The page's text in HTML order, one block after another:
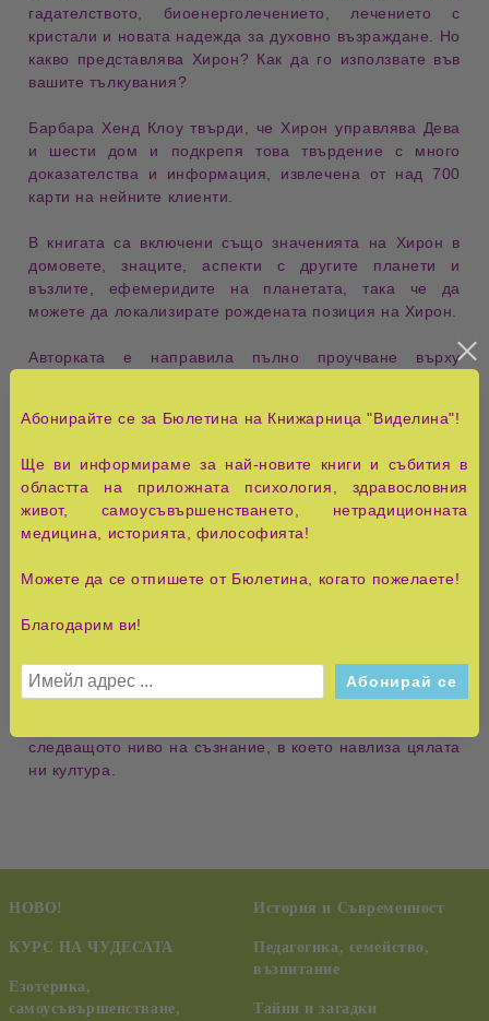
гадателството, биоенерголечението, лечението с
кристали и новата надежда за духовно възраждане. Но
какво представлява Хирон? Как да го използвате във
вашите тълкувания?
Барбара Хенд Клоу твърди, че Хирон управлява Дева
и шести дом и подкрепя това твърдение с много
доказателства и информация, извлечена от над 700
карти на нейните клиенти.
В книгата са включени също значенията на Хирон в
домовете, знаците, аспекти с другите планети и
възлите, ефемеридите на планетата, така че да
можете да локализирате рождената позиция на Хирон.
Авторката е направила пълно проучване върху
Откриването на Хирон внася далновидност в
планети Уран, Нептун и Плутон. Той орбитира в 50-51
годишен цикъл между Сатурн и Уран. Както Меркурий
ви помага да разберете останалите вътрешни
планети, така алхимичната мъдрост на Хирон дава
Хирон е алхимия, вратата към философския камък.
бързото планетно проучване в астрологията.
Причината за тези бързи действия е проста: Хирон
следващото ниво на съзнание, в което навлиза цялата
ни култура.
НОВО!
КУРС НА ЧУДЕСАТА
Езотерика,
самоусъвършенстване,
История и Съвременност
Педагогика, семейство,
възпитание
Тайни и загадки
Абонирайте се за Бюлетина на Книжарница "Виделина"!
Ще ви информираме за най-новите книги и събития в
областта на приложната психология, здравословния
живот, самоусъвършенстването, нетрадиционната
медицина, историята, философията!
Можете да се отпишете от Бюлетина, когато пожелаете!
Благодарим ви!